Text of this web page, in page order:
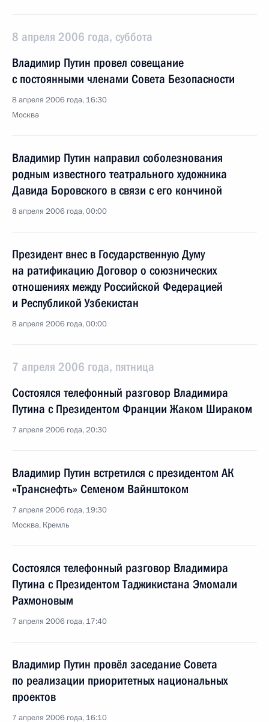
8 апреля 2006 года, суббота
Владимир Путин провел совещание
с постоянными членами Совета Безопасности
8 апреля 2006 года, 16:30
Москва
Владимир Путин направил соболезнования
родным известного театрального художника
Давида Боровского в связи с его кончиной
8 апреля 2006 года, 00:00
Президент внес в Государственную Думу
на ратификацию Договор о союзнических
отношениях между Российской Федерацией
и Республикой Узбекистан
8 апреля 2006 года, 00:00
7 апреля 2006 года, пятница
Состоялся телефонный разговор Владимира
Путина с Президентом Франции Жаком Шираком
7 апреля 2006 года, 20:30
Владимир Путин встретился с президентом АК
«Транснефть» Семеном Вайнштоком
7 апреля 2006 года, 19:30
Москва, Кремль
Состоялся телефонный разговор Владимира
Путина с Президентом Таджикистана Эмомали
Рахмоновым
7 апреля 2006 года, 17:40
Владимир Путин провёл заседание Совета
по реализации приоритетных национальных
проектов
7 апреля 2006 года, 16:10